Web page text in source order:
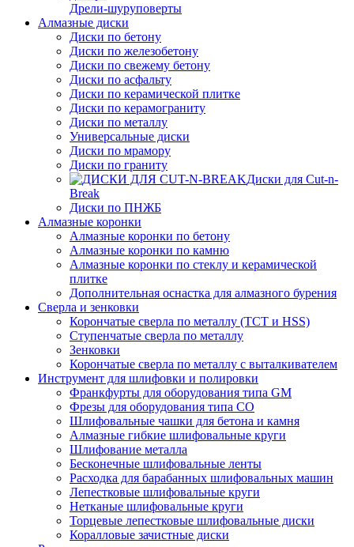
Дрели-шуруповерты
Алмазные диски
Диски по бетону
Диски по железобетону
Диски по свежему бетону
Диски по асфальту
Диски по керамической плитке
Диски по керамограниту
Диски по металлу
Универсальные диски
Диски по мрамору
Диски по граниту
Диски для Cut-n-
Break
Диски по ПНЖБ
Алмазные коронки
Алмазные коронки по бетону
Алмазные коронки по камню
Алмазные коронки по стеклу и керамической
плитке
Дополнительная оснастка для алмазного бурения
Сверла и зенковки
Корончатые сверла по металлу (TCT и HSS)
Ступенчатые сверла по металлу
Зенковки
Корончатые сверла по металлу c выталкивателем
Инструмент для шлифовки и полировки
Франкфурты для оборудования типа GM
Фрезы для оборудования типа СО
Шлифовальные чашки для бетона и камня
Алмазные гибкие шлифовальные круги
Шлифование металла
Бесконечные шлифовальные ленты
Расходка для барабанных шлифовальных машин
Лепестковые шлифовальные круги
Нетканые шлифовальные круги
Торцевые лепестковые шлифовальные диски
Коралловые зачистные диски